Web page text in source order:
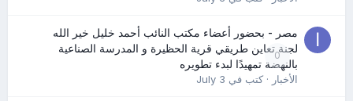
0
مصر - بحضور أعضاء مكتب النائب أحمد خليل خير الله
لجنة تعاين طريقي قرية الحظيرة و المدرسة الصناعية
بالنهضة تمهيدًا لبدء تطويره
الأخبار· كتب في July 3